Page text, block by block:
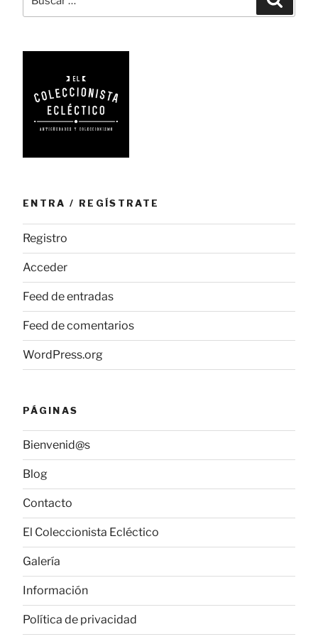
de
por:
ENTRA / REGÍSTRATE
Registro
Acceder
Feed de entradas
Feed de comentarios
WordPress.org
PÁGINAS
Bienvenid@s
Blog
Contacto
El Coleccionista Ecléctico
Galería
Información
Política de privacidad